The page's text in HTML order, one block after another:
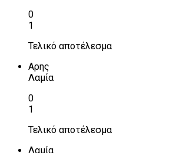
0
1
Τελικό αποτέλεσμα
Αρης
Λαμία
0
1
Τελικό αποτέλεσμα
Λαμία